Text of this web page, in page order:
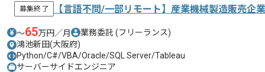
募集終了 【言語不問/一部リモート】産業機械製造販売
〜65万円／月 業務委託 (フリーランス)
鴻池新田(大阪府)
Python/C#/VBA/Oracle/SQL Server/Tableau
サーバーサイドエンジニア